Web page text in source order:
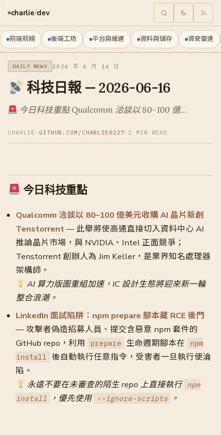
charlie/dev
前端前線 後端工坊 平台與維運 資料與儲存 資安雷達
DAILY NEWS 2026 年 6 月 16 日
科技日報 — 2026-06-16
今日科技重點 Qualcomm 洽談以 80–100 億…
CHARLIE · GITHUB.COM/CHARLIE0227 · 1 MIN READ
今日科技重點
Qualcomm 洽談以 80–100 億美元收購 AI 晶片新創
Tenstorrent— 此舉將使高通直接切入資料中心 AI
推論晶片市場，與 NVIDIA、Intel 正面競爭；
Tenstorrent 創辦人為 Jim Keller，是業界知名處理器
架構師。
AI 算力版圖重組加速，IC 設計生態將迎來新一輪
整合浪潮。
LinkedIn 面試陷阱：npm prepare 腳本藏 RCE 後門
— 攻擊者偽造招募人員、提交含惡意 npm 套件的
GitHub repo，利用
prepare 生命週期腳本在
npm
install
後自動執行任意指令，受害者一旦執行便淪
陷。
永遠不要在未審查的陌生 repo 上直接執行 npm
install
，優先使用 --ignore-scripts 。